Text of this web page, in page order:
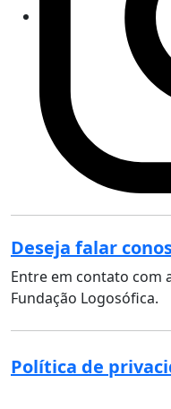
Deseja falar
Entre em contato com
Fundação Logosófica.
Política de